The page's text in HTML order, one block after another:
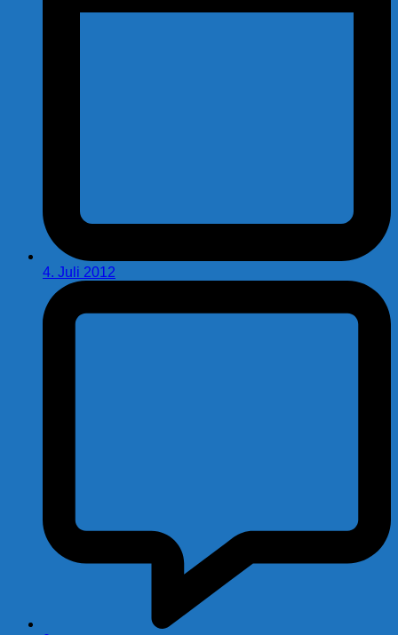
4. Juli 2012